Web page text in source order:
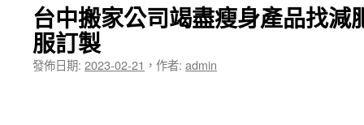
台中搬家公司竭盡瘦身產品找減
服訂製
發佈日期: 2023-02-21 ， 作者: admin